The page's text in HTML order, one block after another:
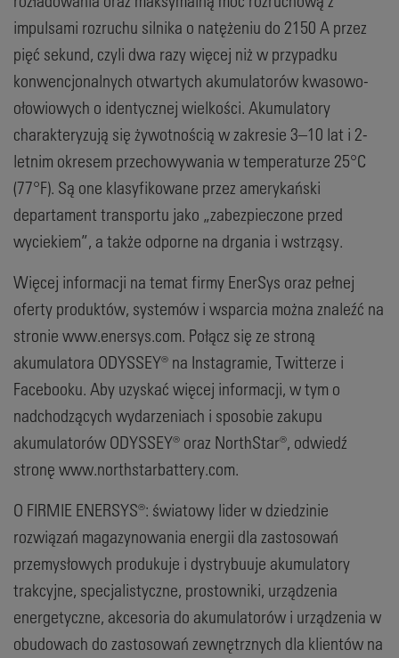
impulsami rozruchu silnika o natężeniu do 2150 A przez
pięć sekund, czyli dwa razy więcej niż w przypadku
konwencjonalnych otwartych akumulatorów kwasowo-
ołowiowych o identycznej wielkości. Akumulatory
charakteryzują się żywotnością w zakresie 3–10 lat i 2-
letnim okresem przechowywania w temperaturze 25°C
(77°F). Są one klasyfikowane przez amerykański
departament transportu jako „zabezpieczone przed
wyciekiem”, a także odporne na drgania i wstrząsy.
Więcej informacji na temat firmy EnerSys oraz pełnej
oferty produktów, systemów i wsparcia można znaleźć na
stronie www.enersys.com. Połącz się ze stroną
akumulatora ODYSSEY® na Instagramie, Twitterze i
Facebooku. Aby uzyskać więcej informacji, w tym o
nadchodzących wydarzeniach i sposobie zakupu
akumulatorów ODYSSEY® oraz NorthStar®, odwiedź
stronę www.northstarbattery.com.
O FIRMIE ENERSYS®: światowy lider w dziedzinie
rozwiązań magazynowania energii dla zastosowań
przemysłowych produkuje i dystrybuuje akumulatory
trakcyjne, specjalistyczne, prostowniki, urządzenia
energetyczne, akcesoria do akumulatorów i urządzenia w
obudowach do zastosowań zewnętrznych dla klientów na